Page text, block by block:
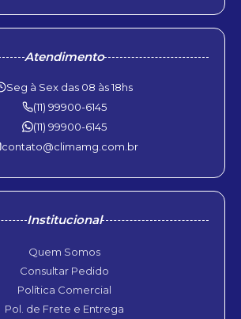
Atendimento
Seg à Sex das 08 às 18hs
(11) 99900-6145
(11) 99900-6145
contato@climamg.com.br
Institucional
Quem Somos
Consultar Pedido
Política Comercial
Pol. de Frete e Entrega